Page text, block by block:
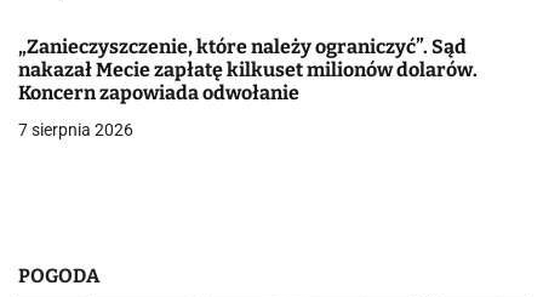
i
s
„Zanieczyszczenie, które należy ograniczyć”. Sąd
nakazał Mecie zapłatę kilkuset milionów dolarów.
Koncern zapowiada odwołanie
7 sierpnia 2026
POGODA